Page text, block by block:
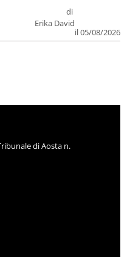
di
Erika David
il 05/08/2026
di Aosta n.